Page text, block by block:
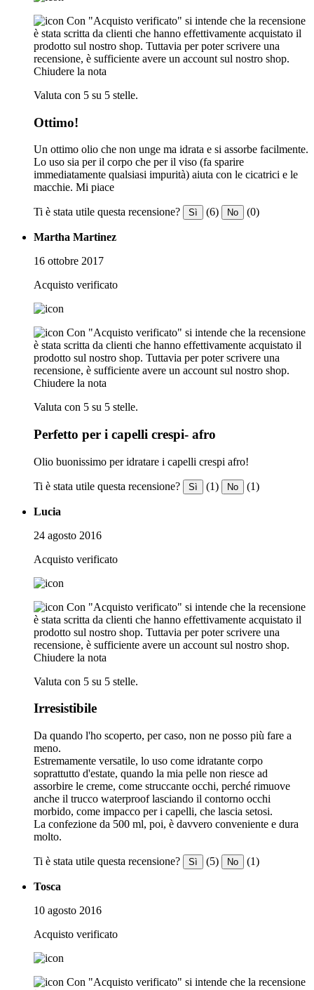
Con "Acquisto verificato" si intende che la recensione
è stata scritta da clienti che hanno effettivamente acquistato il
prodotto sul nostro shop. Tuttavia per poter scrivere una
recensione, è sufficiente avere un account sul nostro shop.
Chiudere la nota
Valuta con 5 su 5 stelle.
Ottimo!
Un ottimo olio che non unge ma idrata e si assorbe facilmente.
Lo uso sia per il corpo che per il viso (fa sparire
immediatamente qualsiasi impurità) aiuta con le cicatrici e le
macchie. Mi piace
Ti è stata utile questa recensione? Sì (6) No (0)
Martha Martinez
16 ottobre 2017
Acquisto verificato
Con "Acquisto verificato" si intende che la recensione
è stata scritta da clienti che hanno effettivamente acquistato il
prodotto sul nostro shop. Tuttavia per poter scrivere una
recensione, è sufficiente avere un account sul nostro shop.
Chiudere la nota
Valuta con 5 su 5 stelle.
Perfetto per i capelli crespi- afro
Olio buonissimo per idratare i capelli crespi afro!
Ti è stata utile questa recensione? Sì (1) No (1)
Lucia
24 agosto 2016
Acquisto verificato
Con "Acquisto verificato" si intende che la recensione
è stata scritta da clienti che hanno effettivamente acquistato il
prodotto sul nostro shop. Tuttavia per poter scrivere una
recensione, è sufficiente avere un account sul nostro shop.
Chiudere la nota
Valuta con 5 su 5 stelle.
Irresistibile
Da quando l'ho scoperto, per caso, non ne posso più fare a
meno.
Estremamente versatile, lo uso come idratante corpo
soprattutto d'estate, quando la mia pelle non riesce ad
assorbire le creme, come struccante occhi, perché rimuove
anche il trucco waterproof lasciando il contorno occhi
morbido, come impacco per i capelli, che lascia setosi.
La confezione da 500 ml, poi, è davvero conveniente e dura
molto.
Ti è stata utile questa recensione? Sì (5) No (1)
Tosca
10 agosto 2016
Acquisto verificato
Con "Acquisto verificato" si intende che la recensione